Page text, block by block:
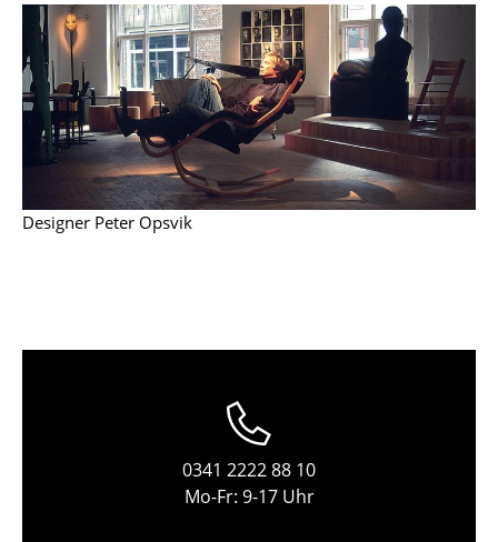
Aufbewahren
Regale & Schränke
Bücherregale
Wandregale
Sideboards & Kommoden
TV Möbel
... alle Aufbewahrungsmöbel
Designer Peter Opsvik
0341 2222 88 10
Mo-Fr: 9-17 Uhr